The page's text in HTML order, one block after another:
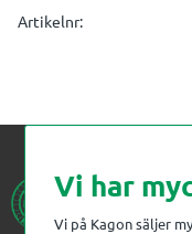
Artikelnr
Vi har
Vi på Kagon säljer